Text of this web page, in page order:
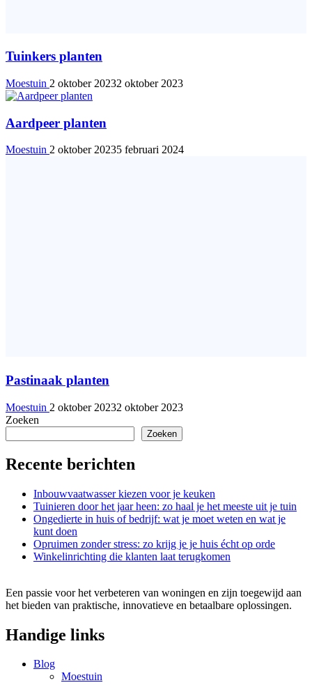
Tuinkers planten
Moestuin 2 oktober 20232 oktober 2023
Aardpeer planten
Moestuin 2 oktober 20235 februari 2024
Pastinaak planten
Moestuin 2 oktober 20232 oktober 2023
Zoeken
Zoeken
Recente berichten
Inbouwvaatwasser kiezen voor je keuken
Tuinieren door het jaar heen: zo haal je het meeste uit je tuin
Ongedierte in huis of bedrijf: wat je moet weten en wat je
kunt doen
Opruimen zonder stress: zo krijg je je huis écht op orde
Winkelinrichting die klanten laat terugkomen
Een passie voor het verbeteren van woningen en zijn toegewijd aan
het bieden van praktische, innovatieve en betaalbare oplossingen.
Handige links
Blog
Moestuin